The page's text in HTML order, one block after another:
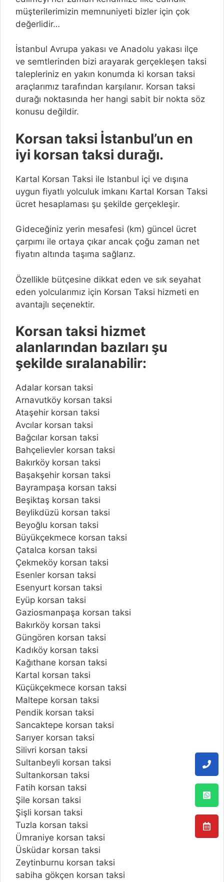
müşterilerimizin memnuniyeti bizler için çok
değerlidir…
İstanbul Avrupa yakası ve Anadolu yakası ilçe
ve semtlerinden bizi arayarak gerçekleşen taksi
talepleriniz en yakın konumda ki korsan taksi
araçlarımız tarafından karşılanır. Korsan taksi
durağı noktasında her hangi sabit bir nokta söz
konusu değildir.
Korsan taksi İstanbul’un en
iyi korsan taksi durağı.
Kartal Korsan Taksi ile Istanbul içi ve dışına
uygun fiyatlı yolculuk imkanı Kartal Korsan Taksi
ücret hesaplaması şu şekilde gerçekleşir.
Gideceğiniz yerin mesafesi (km) güncel ücret
çarpımı ile ortaya çıkar ancak çoğu zaman net
fiyatın altında taşıma sağlarız.
Özellikle bütçesine dikkat eden ve sık seyahat
eden yolcularımız için Korsan Taksi hizmeti en
avantajlı seçenektir.
Korsan taksi hizmet
alanlarından bazıları şu
şekilde sıralanabilir:
Adalar korsan taksi
Arnavutköy korsan taksi
Ataşehir korsan taksi
Avcılar korsan taksi
Bağcılar korsan taksi
Bahçelievler korsan taksi
Bakırköy korsan taksi
Başakşehir korsan taksi
Bayrampaşa korsan taksi
Beşiktaş korsan taksi
Beylikdüzü korsan taksi
Beyoğlu korsan taksi
Büyükçekmece korsan taksi
Çatalca korsan taksi
Çekmeköy korsan taksi
Esenler korsan taksi
Esenyurt korsan taksi
Eyüp korsan taksi
Gaziosmanpaşa korsan taksi
Bakırköy korsan taksi
Güngören korsan taksi
Kadıköy korsan taksi
Kağıthane korsan taksi
Kartal korsan taksi
Küçükçekmece korsan taksi
Maltepe korsan taksi
Pendik korsan taksi
Sancaktepe korsan taksi
Sarıyer korsan taksi
Silivri korsan taksi
Sultanbeyli korsan taksi
Sultankorsan taksi
Fatih korsan taksi
Şile korsan taksi
Şişli korsan taksi
Tuzla korsan taksi
Ümraniye korsan taksi
Üsküdar korsan taksi
Zeytinburnu korsan taksi
sabiha gökçen korsan taksi